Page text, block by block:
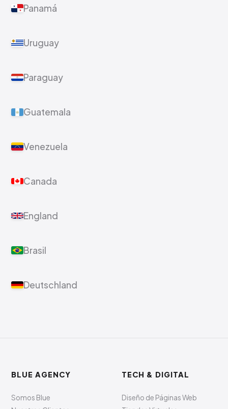
Panamá
Uruguay
Paraguay
Guatemala
Venezuela
Canada
England
Brasil
Deutschland
BLUE AGENCY
Somos Blue
TECH & DIGITAL
Diseño de Páginas Web